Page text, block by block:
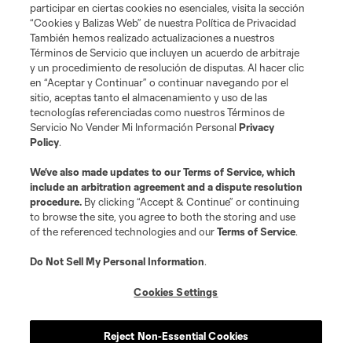
Terminos de servicio
Politica de privacidad
Do Not Sell or Share My Personal Information
Cookies Settings
©2026 MLS. The Major League Soccer and MLS name and shield are
registered trademarks of Major League Soccer, L.L.C. (“MLS”). The names
and logos of MLS teams are registered and/or common law trademarks of
MLS or are used with the permission of their owners. Any unauthorized use
is forbidden.
participar en ciertas cookies no esenciales, visita la sección
“Cookies y Balizas Web” de nuestra Política de Privacidad
También hemos realizado actualizaciones a nuestros
Términos de Servicio que incluyen un acuerdo de arbitraje
y un procedimiento de resolución de disputas. Al hacer clic
en “Aceptar y Continuar” o continuar navegando por el
sitio, aceptas tanto el almacenamiento y uso de las
tecnologías referenciadas como nuestros Términos de
Servicio No Vender Mi Información PersonalPrivacy
Policy.
We’ve also made updates to ourTerms of Service, which
include an arbitration agreement and a dispute resolution
procedure. By clicking “Accept & Continue” or continuing
to browse the site, you agree to both the storing and use
of the referenced technologies and ourTerms of Service.
Do Not Sell My Personal Information.
Cookies Settings
Reject Non-Essential Cookies